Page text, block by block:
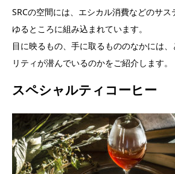
SRCの空間には、エシカル消費などのサ
ゆるところに組み込まれています。
目に映るもの、手に取るもののなかには
リティが潜んでいるのかをご紹介します。
スペシャルティコーヒー